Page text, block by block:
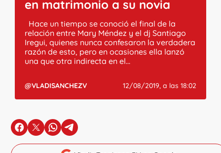
en matrimonio a su novia
Hace un tiempo se conoció el final de la
relación entre Mary Méndez y el dj Santiago
Iregui, quienes nunca confesaron la verdadera
razón de esto, pero en ocasiones ella lanzó
una que otra indirecta en el...
@VLADISANCHEZV 12/08/2019, a las 18:02
en Facebook
en Xen Whatsapp
en Telegram